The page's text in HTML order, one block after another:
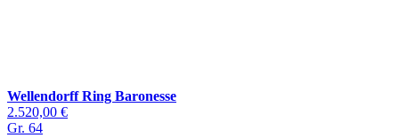
Wellendorff Ring Baronesse
2.520,00 €
Gr. 64